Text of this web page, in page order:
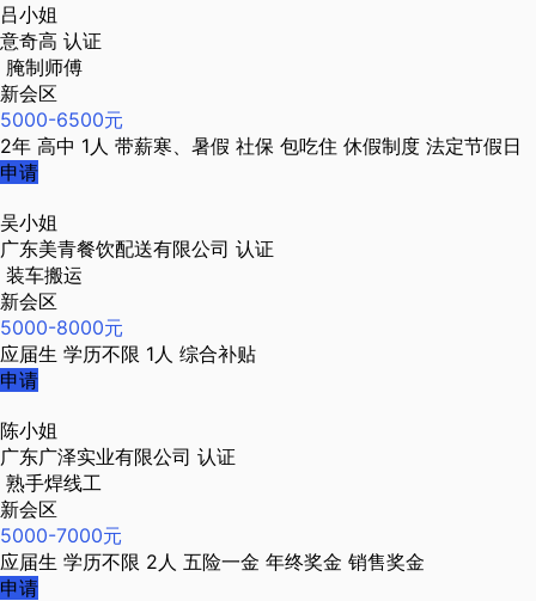
吕小姐
意奇高 认证
腌制师傅
新会区
5000-6500元
2年 高中 1人 带薪寒、暑假 社保 包吃住 休假制度 法定节假日
申请
吴小姐
广东美青餐饮配送有限公司 认证
装车搬运
新会区
5000-8000元
应届生 学历不限 1人 综合补贴
申请
陈小姐
广东广泽实业有限公司 认证
熟手焊线工
新会区
5000-7000元
应届生 学历不限 2人 五险一金 年终奖金 销售奖金
申请